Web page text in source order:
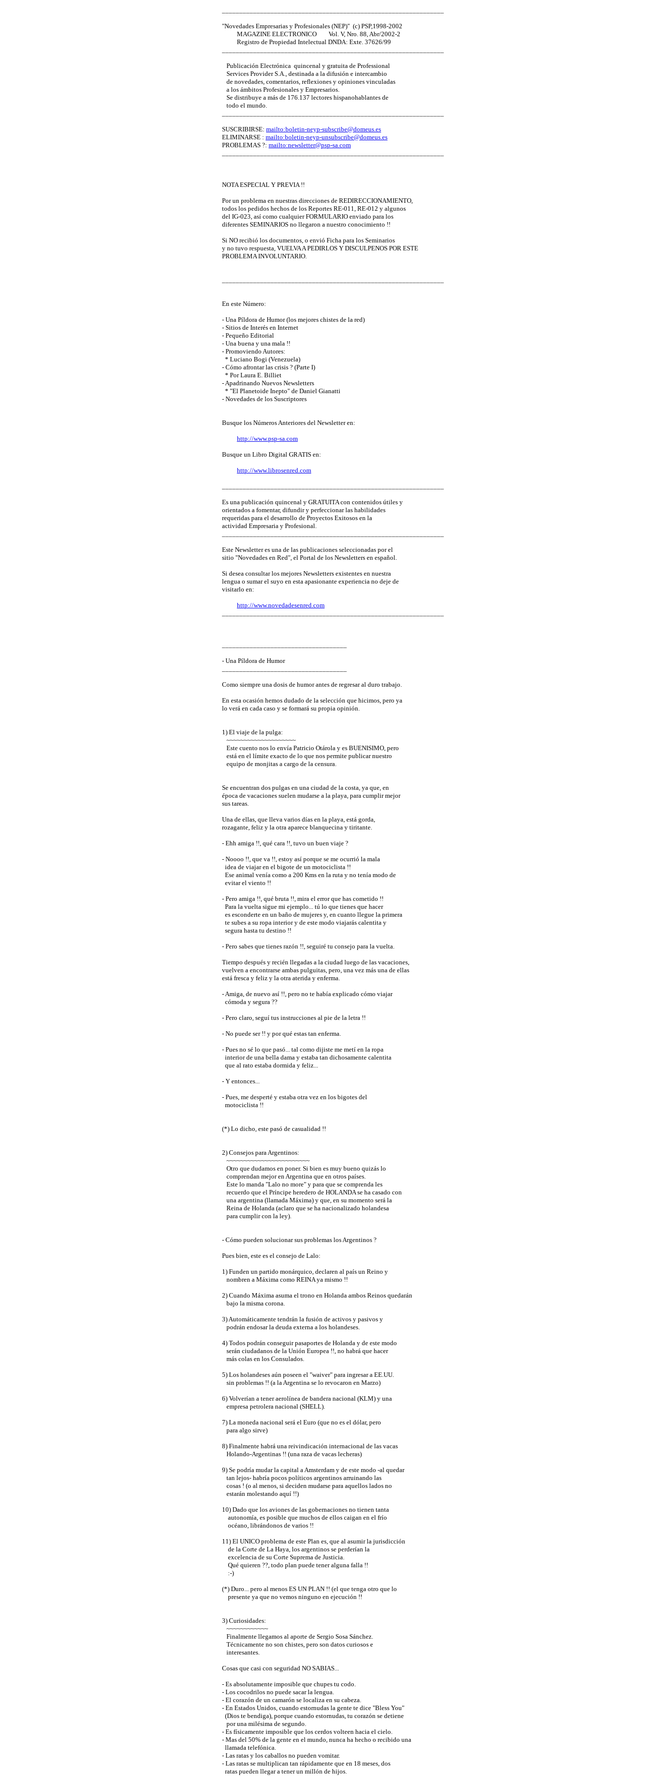
"Novedades Empresarias y Profesionales (NEP)" (c) PSP,1998-2002
MAGAZINE ELECTRONICO Vol. V, Nro. 88, Abr/2002-2
Registro de Propiedad Intelectual DNDA: Exte. 37626/99
Publicación Electrónica quincenal y gratuita de Professional
Services Provider S.A., destinada a la difusión e intercambio
de novedades, comentarios, reflexiones y opiniones vinculadas
a los ámbitos Profesionales y Empresarios.
Se distribuye a más de 176.137 lectores hispanohablantes de
todo el mundo.
SUSCRIBIRSE: mailto:boletin-neyp-subscribe@domeus.es
ELIMINARSE : mailto:boletin-neyp-unsubscribe@domeus.es
PROBLEMAS ?: mailto:newsletter@psp-sa.com
NOTA ESPECIAL Y PREVIA !!
Por un problema en nuestras direcciones de REDIRECCIONAMIENTO,
todos los pedidos hechos de los Reportes RE-011, RE-012 y algunos
del IG-023, así como cualquier FORMULARIO enviado para los
diferentes SEMINARIOS no llegaron a nuestro conocimiento !!
Si NO recibió los documentos, o envió Ficha para los Seminarios
y no tuvo respuesta, VUELVA A PEDIRLOS Y DISCULPENOS POR ESTE
PROBLEMA INVOLUNTARIO.
En este Número:
- Una Píldora de Humor (los mejores chistes de la red)
- Sitios de Interés en Internet
- Pequeño Editorial
- Una buena y una mala !!
- Promoviendo Autores:
* Luciano Bogi (Venezuela)
- Cómo afrontar las crisis ? (Parte I)
* Por Laura E. Billiet
- Apadrinando Nuevos Newsletters
* "El Planetoide Inepto" de Daniel Gianatti
- Novedades de los Suscriptores
Busque los Números Anteriores del Newsletter en:
http://www.psp-sa.com
Busque un Libro Digital GRATIS en:
http://www.librosenred.com
Es una publicación quincenal y GRATUITA con contenidos útiles y
orientados a fomentar, difundir y perfeccionar las habilidades
requeridas para el desarrollo de Proyectos Exitosos en la
actividad Empresaria y Profesional.
Este Newsletter es una de las publicaciones seleccionadas por el
sitio "Novedades en Red", el Portal de los Newsletters en español.
Si desea consultar los mejores Newsletters existentes en nuestra
lengua o sumar el suyo en esta apasionante experiencia no deje de
visitarlo en:
http://www.novedadesenred.com
- Una Píldora de Humor
Como siempre una dosis de humor antes de regresar al duro trabajo.
En esta ocasión hemos dudado de la selección que hicimos, pero ya
lo verá en cada caso y se formará su propia opinión.
1) El viaje de la pulga:
~~~~~~~~~~~~~~~~~~~~
Este cuento nos lo envía Patricio Otárola y es BUENISIMO, pero
está en el límite exacto de lo que nos permite publicar nuestro
equipo de monjitas a cargo de la censura.
Se encuentran dos pulgas en una ciudad de la costa, ya que, en
época de vacaciones suelen mudarse a la playa, para cumplir mejor
sus tareas.
Una de ellas, que lleva varios días en la playa, está gorda,
rozagante, feliz y la otra aparece blanquecina y tiritante.
- Ehh amiga !!, qué cara !!, tuvo un buen viaje ?
- Noooo !!, que va !!, estoy así porque se me ocurrió la mala
idea de viajar en el bigote de un motociclista !!
Ese animal venía como a 200 Kms en la ruta y no tenía modo de
evitar el viento !!
- Pero amiga !!, qué bruta !!, mira el error que has cometido !!
Para la vuelta sigue mi ejemplo... tú lo que tienes que hacer
es esconderte en un baño de mujeres y, en cuanto llegue la primera
te subes a su ropa interior y de este modo viajarás calentita y
segura hasta tu destino !!
- Pero sabes que tienes razón !!, seguiré tu consejo para la vuelta.
Tiempo después y recién llegadas a la ciudad luego de las vacaciones,
vuelven a encontrarse ambas pulguitas, pero, una vez más una de ellas
está fresca y feliz y la otra aterida y enferma.
- Amiga, de nuevo así !!, pero no te había explicado cómo viajar
cómoda y segura ??
- Pero claro, seguí tus instrucciones al pie de la letra !!
- No puede ser !! y por qué estas tan enferma.
- Pues no sé lo que pasó... tal como dijiste me metí en la ropa
interior de una bella dama y estaba tan dichosamente calentita
que al rato estaba dormida y feliz...
- Y entonces...
- Pues, me desperté y estaba otra vez en los bigotes del
motociclista !!
(*) Lo dicho, este pasó de casualidad !!
2) Consejos para Argentinos:
~~~~~~~~~~~~~~~~~~~~~~~~
Otro que dudamos en poner. Si bien es muy bueno quizás lo
comprendan mejor en Argentina que en otros países.
Este lo manda "Lalo no more" y para que se comprenda les
recuerdo que el Príncipe heredero de HOLANDA se ha casado con
una argentina (llamada Máxima) y que, en su momento será la
Reina de Holanda (aclaro que se ha nacionalizado holandesa
para cumplir con la ley).
- Cómo pueden solucionar sus problemas los Argentinos ?
Pues bien, este es el consejo de Lalo:
1) Funden un partido monárquico, declaren al país un Reino y
nombren a Máxima como REINA ya mismo !!
2) Cuando Máxima asuma el trono en Holanda ambos Reinos quedarán
bajo la misma corona.
3) Automáticamente tendrán la fusión de activos y pasivos y
podrán endosar la deuda externa a los holandeses.
4) Todos podrán conseguir pasaportes de Holanda y de este modo
serán ciudadanos de la Unión Europea !!, no habrá que hacer
más colas en los Consulados.
5) Los holandeses aún poseen el "waiver" para ingresar a EE.UU.
sin problemas !! (a la Argentina se lo revocaron en Marzo)
6) Volverían a tener aerolínea de bandera nacional (KLM) y una
empresa petrolera nacional (SHELL).
7) La moneda nacional será el Euro (que no es el dólar, pero
para algo sirve)
8) Finalmente habrá una reivindicación internacional de las vacas
Holando-Argentinas !! (una raza de vacas lecheras)
9) Se podría mudar la capital a Amsterdam y de este modo -al quedar
tan lejos- habría pocos políticos argentinos arruinando las
cosas ! (o al menos, si deciden mudarse para aquellos lados no
estarán molestando aquí !!)
10) Dado que los aviones de las gobernaciones no tienen tanta
autonomía, es posible que muchos de ellos caigan en el frío
océano, librándonos de varios !!
11) El UNICO problema de este Plan es, que al asumir la jurisdicción
de la Corte de La Haya, los argentinos se perderían la
excelencia de su Corte Suprema de Justicia.
Qué quieren ??, todo plan puede tener alguna falla !!
:-)
(*) Duro... pero al menos ES UN PLAN !! (el que tenga otro que lo
presente ya que no vemos ninguno en ejecución !!
3) Curiosidades:
~~~~~~~~~~~~
Finalmente llegamos al aporte de Sergio Sosa Sánchez.
Técnicamente no son chistes, pero son datos curiosos e
interesantes.
Cosas que casi con seguridad NO SABIAS...
- Es absolutamente imposible que chupes tu codo.
- Los cocodrilos no puede sacar la lengua.
- El corazón de un camarón se localiza en su cabeza.
- En Estados Unidos, cuando estornudas la gente te dice "Bless You"
(Dios te bendiga), porque cuando estornudas, tu corazón se detiene
por una milésima de segundo.
- Es físicamente imposible que los cerdos volteen hacia el cielo.
- Mas del 50% de la gente en el mundo, nunca ha hecho o recibido una
llamada telefónica.
- Las ratas y los caballos no pueden vomitar.
- Las ratas se multiplican tan rápidamente que en 18 meses, dos
ratas pueden llegar a tener un millón de hijos.